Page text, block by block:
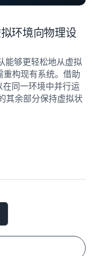
环境向物理设
能够更轻松地从虚拟
构现有系统。借助
同一环境中并行运
其余部分保持虚拟状